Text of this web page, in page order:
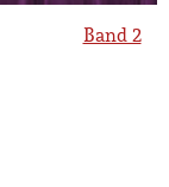
Band 2